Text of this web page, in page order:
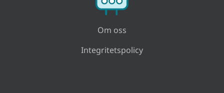
Om oss
Integritetspolicy